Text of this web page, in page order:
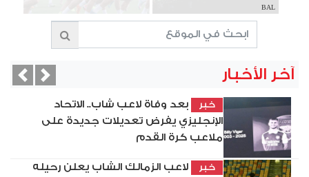
BAL
آخر الأخبار
خبر
بعد وفاة لاعب شاب.. الاتحاد
الإنجليزي يفرض تعديلات جديدة على
ملاعب كرة القدم
خبر
لاعب الزمالك الشاب يعلن رحيله
Next